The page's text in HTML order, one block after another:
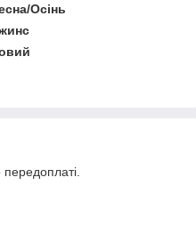
Осінь
передоплаті.